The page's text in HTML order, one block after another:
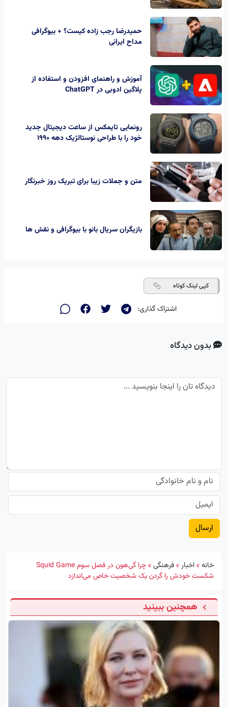
حمیدرضا رجب‌ زاده کیست؟ + بیوگرافی
مداح ایرانی
آموزش و راهنمای افزودن و استفاده از
پلاگین ادوبی در ChatGPT
رونمایی تایمکس از ساعت‌ دیجیتال جدید
خود را با طراحی نوستالژیک دهه 1990
متن و جملات زیبا برای تبریک روز خبرنگار
بازیگران سریال بانو با بیوگرافی و نقش ها
کپی لینک کوتاه
اشتراک گذاری:
بدون دیدگاه
خانه»اخبار»فرهنگی»
چرا گی‌هون در فصل سوم Squid Game
شکست خودش را گردن یک شخصیت خاص می‌اندازد
همچنین ببینید